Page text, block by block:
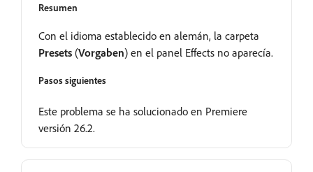
Resumen
Con el idioma establecido en alemán, la carpeta
Presets (Vorgaben) en el panel Effects no aparecía.
Pasos siguientes
Este problema se ha solucionado en Premiere
versión 26.2.